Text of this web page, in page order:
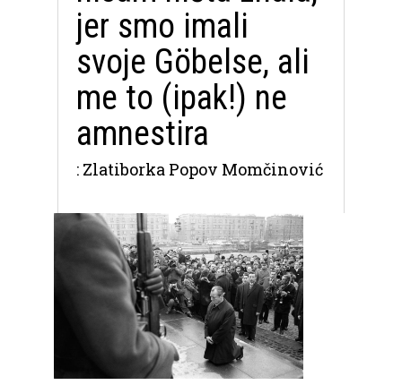
jer smo imali
svoje Göbelse, ali
me to (ipak!) ne
amnestira
: Zlatiborka Popov Momčinović